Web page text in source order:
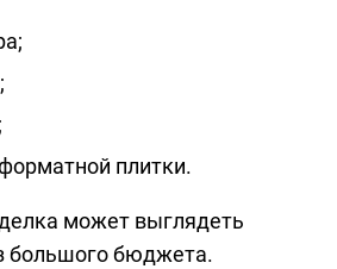
плитки.
может выглядеть
большого бюджета.